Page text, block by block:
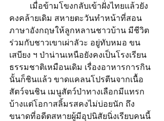
คงคล้ายเดิม สหายตะวันทำหน้าที่สอน
ภาษาอังกฤษให้ลูกหลานชาวบ้าน มีชีวิต
ร่วมกับชาวเขาเผ่าลัวะ อยู่ทับหมอ ขน
เสบียง ฯ ป่าน่านเหนือยังคงเป็นโรงเรียน
ธรรมชาติเหมือนเดิม เรื่องอาหารการกิน
นั้นก็ชินแล้ว ขาดแคลนโปรตีนจากเนื้อ
สัตว์จนชิน เมนูสัตว์ป่าทางเลือกมีแทรก
บ้างแต่โอกาสลิ้มรสคงไม่บ่อยนัก ถึง
ขนาดที่อดีตสหายผู้มีอุปนิสัยนิ่งเรียบคนนี้